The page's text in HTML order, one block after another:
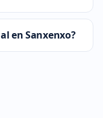
en Sanxenxo?